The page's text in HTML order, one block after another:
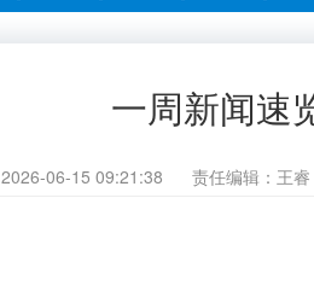
一周新闻速
2026-06-15 09:21:38 责任编辑：王睿